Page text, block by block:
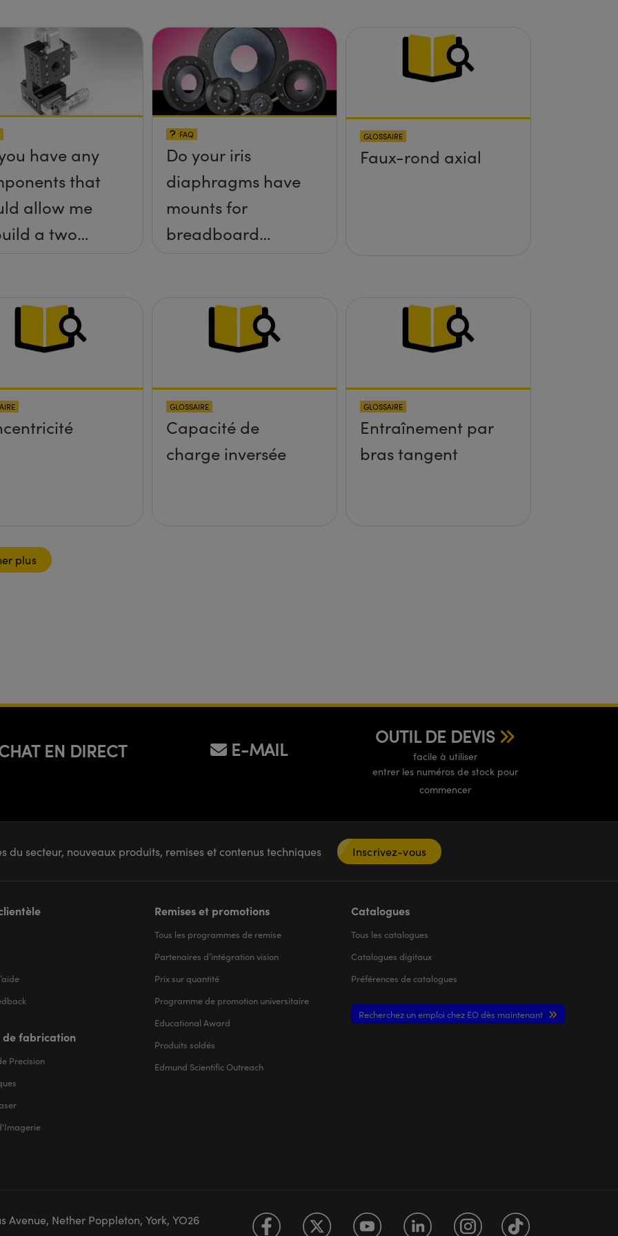
have any
that
allow me
a two
without
screws
the
FAQ
Do your iris
diaphragms have
mounts for
breadboard
GLOSSAIRE
Faux-rond axial
GLOSSAIRE
Capacité de
charge inversée
GLOSSAIRE
Entraînement par
bras tangent
plus
EN DIRECT E-MAIL
OUTIL DE DEVIS
facile à utiliser
entrer les numéros de stock pour
commencer
du secteur, nouveaux produits, remises et contenus techniques Inscrivez-vous
de fabrication
Precision
Remises et promotions
Tous les programmes de remise
Partenaires d’intégration vision
Prix sur quantité
Programme de promotion universitaire
Educational Award
Produits soldés
Edmund Scientific Outreach
Catalogues
Tous les catalogues
Catalogues digitaux
Préférences de catalogues
Recherchez un emploi chez EO dès maintenant
Avenue, Nether Poppleton, York, YO26